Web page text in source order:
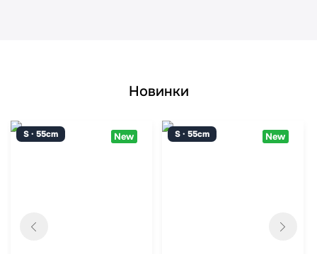
Новинки
S · 55cm New S · 55cm New